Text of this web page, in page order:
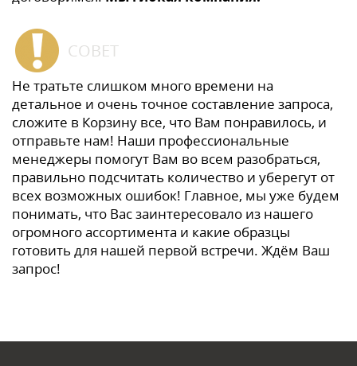
СОВЕТ
Не тратьте слишком много времени на
детальное и очень точное составление запроса,
сложите в Корзину все, что Вам понравилось, и
отправьте нам! Наши профессиональные
менеджеры помогут Вам во всем разобраться,
правильно подсчитать количество и уберегут от
всех возможных ошибок! Главное, мы уже будем
понимать, что Вас заинтересовало из нашего
огромного ассортимента и какие образцы
готовить для нашей первой встречи. Ждём Ваш
запрос!